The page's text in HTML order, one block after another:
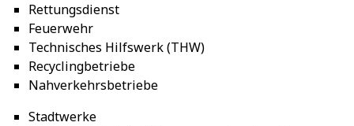
Rettungsdienst
Feuerwehr
Technisches Hilfswerk (THW)
Recyclingbetriebe
Nahverkehrsbetriebe
Stadtwerke